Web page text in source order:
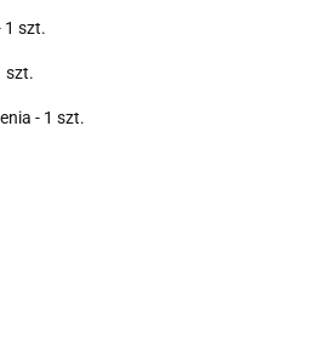
1 szt.
szt.
- 1 szt.